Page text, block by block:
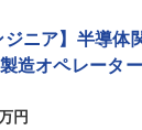
対応、 ユーザ入退
：オペレータの育
ニア】半導体
造オペレータ
円